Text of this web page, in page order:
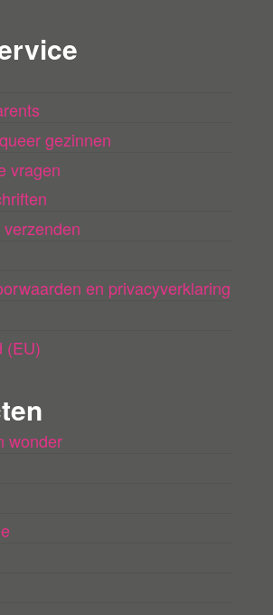
gezinnen
vragen
en privacyverklaring
(EU)
wonder